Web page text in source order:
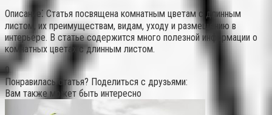
Описание⁚ Статья посвящена комнатным цветам с длинным
листом, их преимуществам, видам, уходу и размещению в
интерьере. В статье содержится много полезной информации о
комнатных цветах с длинным листом.
0
Понравилась статья? Поделиться с друзьями:
Вам также может быть интересно